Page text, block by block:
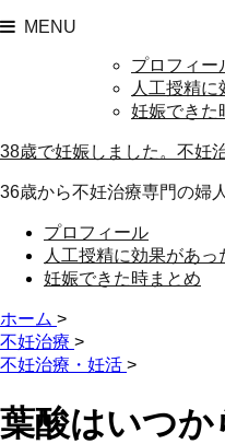
MENU
プロフィー
人工授精
妊娠できた
38歳で妊娠しました。不妊
36歳から不妊治療専門の婦
プロフィール
人工授精に効果があっ
妊娠できた時まとめ
ホーム >
不妊治療 >
不妊治療・妊活 >
葉酸はいつか